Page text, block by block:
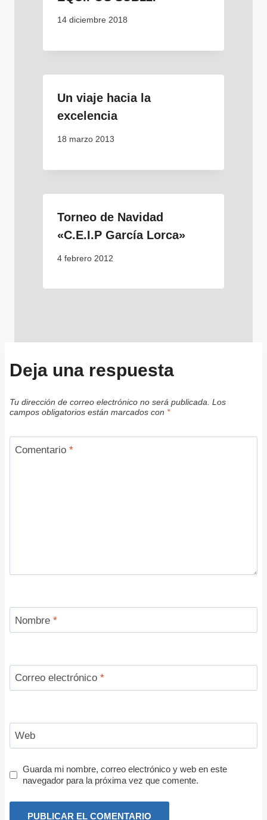
14 diciembre 2018
Un viaje hacia la
excelencia
18 marzo 2013
Torneo de Navidad
«C.E.I.P García Lorca»
4 febrero 2012
Deja una respuesta
Tu dirección de correo electrónico no será publicada. Los
campos obligatorios están marcados con *
Comentario *
Nombre *
Correo electrónico *
Web
Guarda mi nombre, correo electrónico y web en este
navegador para la próxima vez que comente.